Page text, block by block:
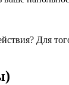
Для